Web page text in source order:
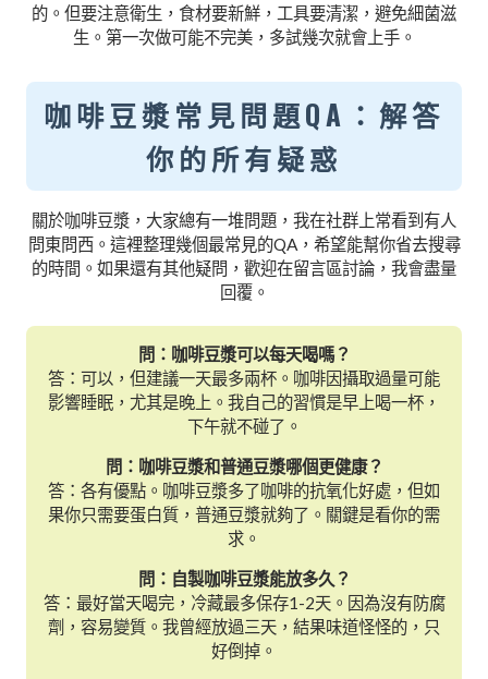
的。但要注意衛生，食材要新鮮，工具要清潔，避免細菌滋
生。第一次做可能不完美，多試幾次就會上手。
咖啡豆漿常見問題QA：解答
你的所有疑惑
關於咖啡豆漿，大家總有一堆問題，我在社群上常看到有人
問東問西。這裡整理幾個最常見的QA，希望能幫你省去搜尋
的時間。如果還有其他疑問，歡迎在留言區討論，我會盡量
回覆。
問：咖啡豆漿可以每天喝嗎？
答：可以，但建議一天最多兩杯。咖啡因攝取過量可能
影響睡眠，尤其是晚上。我自己的習慣是早上喝一杯，
下午就不碰了。
問：咖啡豆漿和普通豆漿哪個更健康？
答：各有優點。咖啡豆漿多了咖啡的抗氧化好處，但如
果你只需要蛋白質，普通豆漿就夠了。關鍵是看你的需
求。
問：自製咖啡豆漿能放多久？
答：最好當天喝完，冷藏最多保存1-2天。因為沒有防腐
劑，容易變質。我曾經放過三天，結果味道怪怪的，只
好倒掉。